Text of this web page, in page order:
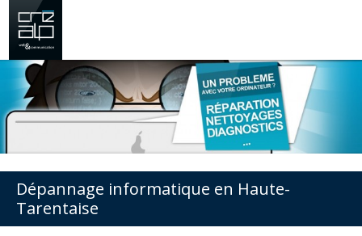
Dépannage informatique en Haute-
Tarentaise